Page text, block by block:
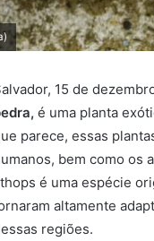
15 de
é uma planta
parece, essas
bem como os
é uma espécie
altamente
regiões.